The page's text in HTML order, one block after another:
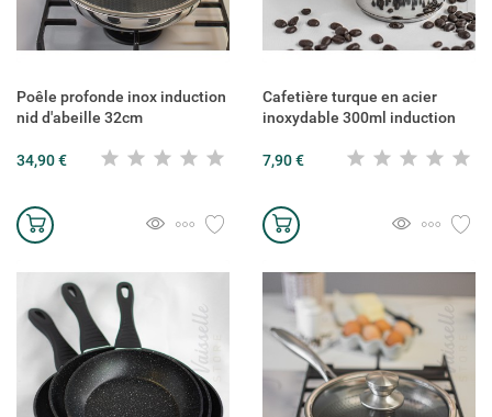
Poêle profonde inox induction
nid d'abeille 32cm
34,90 €
Cafetière turque en acier
inoxydable 300ml induction
7,90 €